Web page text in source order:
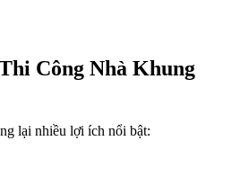
Công Nhà Khung
lại nhiều lợi ích nổi bật: